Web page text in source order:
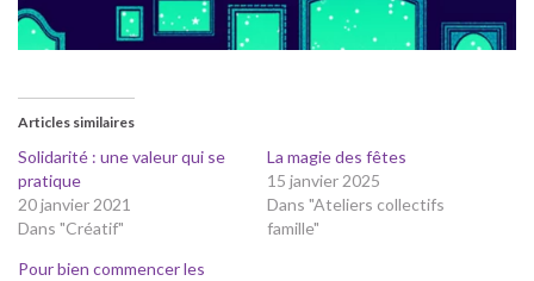
Articles similaires
Solidarité : une valeur qui se
pratique
20 janvier 2021
Dans "Créatif"
La magie des fêtes
15 janvier 2025
Dans "Ateliers collectifs
famille"
Pour bien commencer les